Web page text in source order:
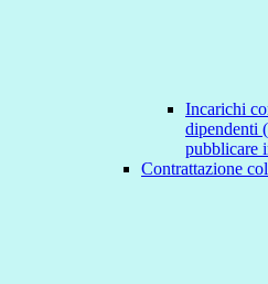
Incarichi
dipendenti
pubblicare
Contrattazione